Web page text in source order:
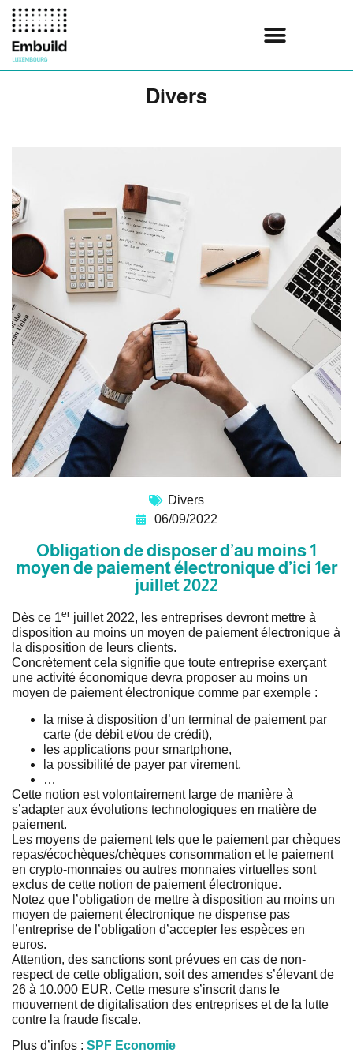
Divers
Divers
06/09/2022
Obligation de disposer d’au moins 1
moyen de paiement électronique d’ici 1er
juillet 2022
Dès ce 1er juillet 2022, les entreprises devront mettre à
disposition au moins un moyen de paiement électronique à
la disposition de leurs clients.
Concrètement cela signifie que toute entreprise exerçant
une activité économique devra proposer au moins un
moyen de paiement électronique comme par exemple :
la mise à disposition d’un terminal de paiement par
carte (de débit et/ou de crédit),
les applications pour smartphone,
la possibilité de payer par virement,
…
Cette notion est volontairement large de manière à
s’adapter aux évolutions technologiques en matière de
paiement.
Les moyens de paiement tels que le paiement par chèques
repas/écochèques/chèques consommation et le paiement
en crypto-monnaies ou autres monnaies virtuelles sont
exclus de cette notion de paiement électronique.
Notez que l’obligation de mettre à disposition au moins un
moyen de paiement électronique ne dispense pas
l’entreprise de l’obligation d’accepter les espèces en
euros.
Attention, des sanctions sont prévues en cas de non-
respect de cette obligation, soit des amendes s’élevant de
26 à 10.000 EUR. Cette mesure s’inscrit dans le
mouvement de digitalisation des entreprises et de la lutte
contre la fraude fiscale.
Plus d’infos : SPF Economie